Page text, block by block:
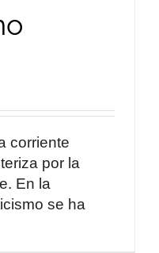
corriente
por la
En la
se ha